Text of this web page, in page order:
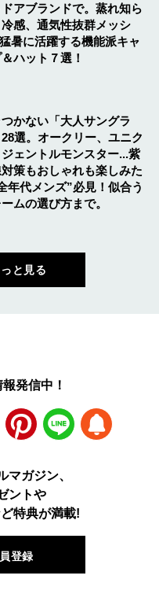
アブランドで。蒸れ知ら
感、通気性抜群メッシ
暑に活躍する機能派キャ
ハット７選！
かない「大人サングラ
28選。オークリー、ユニク
ジェントルモンスター...紫
策もおしゃれも楽しみた
年代メンズ”必見！似合う
ムの選び方まで。
と見る
発信中！
Pinterest LINE
マガジン、
ントや
特典が満載!
登録